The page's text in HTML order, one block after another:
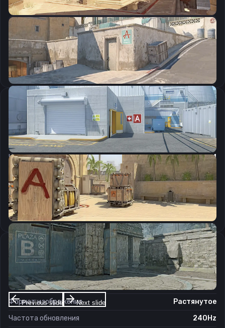
Previous slide Next slide
CSGO-GpSGq-96eUY-Nvvrj-qJq4n-EaVvD
Скопировать
Настройки мыши
DPI:
800
Чувствительность мыши в игре:
1
Чувствительность мыши в зуме:
1
Чувствительность мыши в Windows:
6/11
Ускорение мыши:
0
m_rawinput:
1
Настройки экрана
Разрешение
1280×960
Соотношение сторон
4:3
Формат изображения
Растянутое
Частота обновления
240Hz